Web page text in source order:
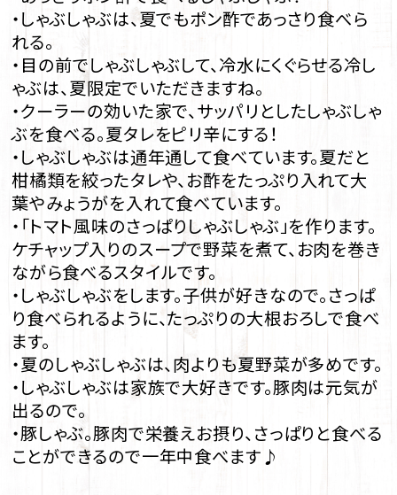
・しゃぶしゃぶは、夏でもポン酢であっさり食べら
れる。
・目の前でしゃぶしゃぶして、冷水にくぐらせる冷し
ゃぶは、夏限定でいただきますね。
・クーラーの効いた家で、サッパリとしたしゃぶしゃ
ぶを食べる。夏タレをピリ辛にする！
・しゃぶしゃぶは通年通して食べています。夏だと
柑橘類を絞ったタレや、お酢をたっぷり入れて大
葉やみょうがを入れて食べています。
・「トマト風味のさっぱりしゃぶしゃぶ」を作ります。
ケチャップ入りのスープで野菜を煮て、お肉を巻き
ながら食べるスタイルです。
・しゃぶしゃぶをします。子供が好きなので。さっぱ
り食べられるように、たっぷりの大根おろしで食べ
ます。
・夏のしゃぶしゃぶは、肉よりも夏野菜が多めです。
・しゃぶしゃぶは家族で大好きです。豚肉は元気が
出るので。
・豚しゃぶ。豚肉で栄養えお摂り、さっぱりと食べる
ことができるので一年中食べます♪